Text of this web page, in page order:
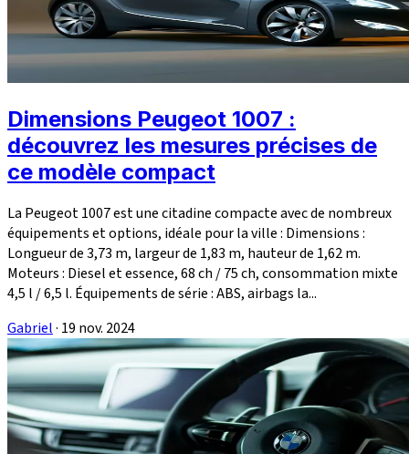
Dimensions Peugeot 1007 :
découvrez les mesures précises de
ce modèle compact
La Peugeot 1007 est une citadine compacte avec de nombreux
équipements et options, idéale pour la ville : Dimensions :
Longueur de 3,73 m, largeur de 1,83 m, hauteur de 1,62 m.
Moteurs : Diesel et essence, 68 ch / 75 ch, consommation mixte
4,5 l / 6,5 l. Équipements de série : ABS, airbags la...
Gabriel· 19 nov. 2024